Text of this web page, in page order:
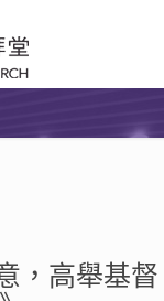
，高舉基督